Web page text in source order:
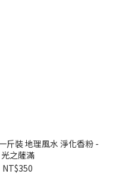
斤裝 地理風水 淨化香粉 -
光之薩滿
NT$350